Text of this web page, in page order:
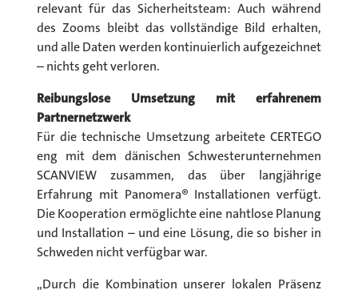
relevant für das Sicherheitsteam: Auch während
des Zooms bleibt das vollständige Bild erhalten,
und alle Daten werden kontinuierlich aufgezeichnet
– nichts geht verloren.
Reibungslose Umsetzung mit erfahrenem
Partnernetzwerk
Für die technische Umsetzung arbeitete CERTEGO
eng mit dem dänischen Schwesterunternehmen
SCANVIEW zusammen, das über langjährige
Erfahrung mit Panomera® Installationen verfügt.
Die Kooperation ermöglichte eine nahtlose Planung
und Installation – und eine Lösung, die so bisher in
Schweden nicht verfügbar war.
„Durch die Kombination unserer lokalen Präsenz